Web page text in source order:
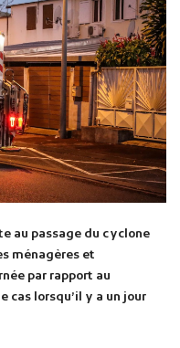
au passage du cyclone
ménagères et
par rapport au
cas lorsqu’il y a un jour